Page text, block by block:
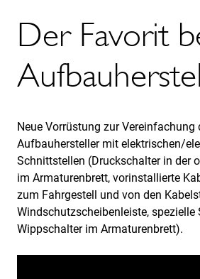
Der Favorit
Neue Vorrüstung zur
Aufbauhersteller mit elektrischen/
Schnittstellen (Druckschalter in der
im Armaturenbrett, vorinstallierte
zum Fahrgestell und von den
Windschutzscheibenleiste, spezielle
Wippschalter im Armaturenbrett).